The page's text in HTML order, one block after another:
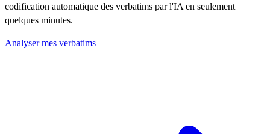
codification automatique des verbatims par l'IA en seulement
quelques minutes.
Analyser mes verbatims